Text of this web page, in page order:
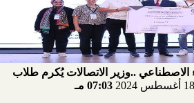
الاصطناعي ..وزير الاتصالات يُكرم طلاب
07:03 مـ